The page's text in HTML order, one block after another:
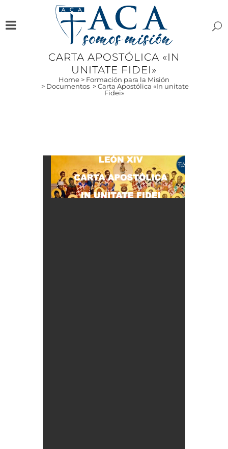
CARTA APOSTÓLICA «IN
UNITATE FIDEI»
Home > Formación para la Misión
> Documentos >Carta Apostólica «In unitate
Fidei»